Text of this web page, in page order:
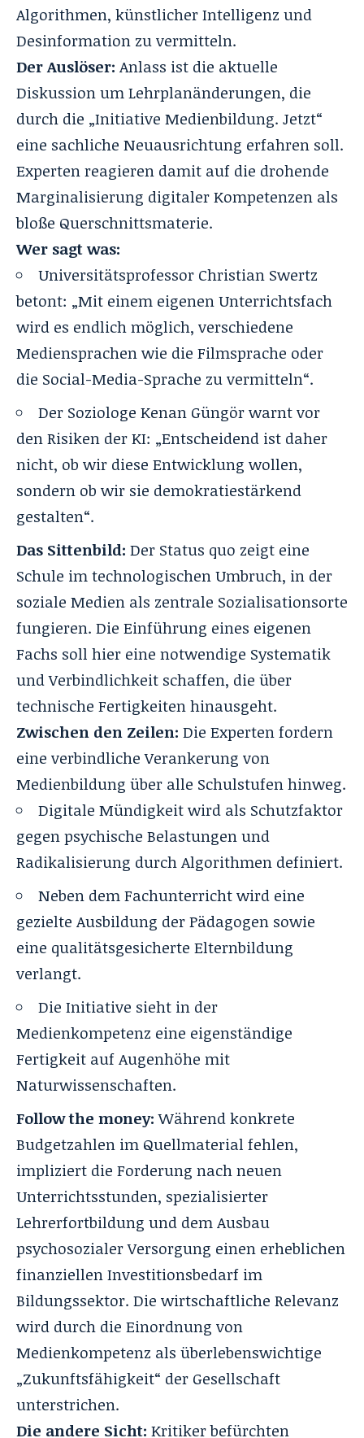
Algorithmen, künstlicher Intelligenz und
Desinformation zu vermitteln.
Der Auslöser: Anlass ist die aktuelle
Diskussion um Lehrplanänderungen, die
durch die „Initiative Medienbildung. Jetzt“
eine sachliche Neuausrichtung erfahren soll.
Experten reagieren damit auf die drohende
Marginalisierung digitaler Kompetenzen als
bloße Querschnittsmaterie.
Wer sagt was:
Universitätsprofessor Christian Swertz
betont: „Mit einem eigenen Unterrichtsfach
wird es endlich möglich, verschiedene
Mediensprachen wie die Filmsprache oder
die Social-Media-Sprache zu vermitteln“.
Der Soziologe Kenan Güngör warnt vor
den Risiken der KI: „Entscheidend ist daher
nicht, ob wir diese Entwicklung wollen,
sondern ob wir sie demokratiestärkend
gestalten“.
Das Sittenbild: Der Status quo zeigt eine
Schule im technologischen Umbruch, in der
soziale Medien als zentrale Sozialisationsorte
fungieren. Die Einführung eines eigenen
Fachs soll hier eine notwendige Systematik
und Verbindlichkeit schaffen, die über
technische Fertigkeiten hinausgeht.
Zwischen den Zeilen: Die Experten fordern
eine verbindliche Verankerung von
Medienbildung über alle Schulstufen hinweg.
Digitale Mündigkeit wird als Schutzfaktor
gegen psychische Belastungen und
Radikalisierung durch Algorithmen definiert.
Neben dem Fachunterricht wird eine
gezielte Ausbildung der Pädagogen sowie
eine qualitätsgesicherte Elternbildung
verlangt.
Die Initiative sieht in der
Medienkompetenz eine eigenständige
Fertigkeit auf Augenhöhe mit
Naturwissenschaften.
Follow the money:Während konkrete
Budgetzahlen im Quellmaterial fehlen,
impliziert die Forderung nach neuen
Unterrichtsstunden, spezialisierter
Lehrerfortbildung und dem Ausbau
psychosozialer Versorgung einen erheblichen
finanziellen Investitionsbedarf im
Bildungssektor. Die wirtschaftliche Relevanz
wird durch die Einordnung von
Medienkompetenz als überlebenswichtige
„Zukunftsfähigkeit“ der Gesellschaft
unterstrichen.
Die andere Sicht: Kritiker befürchten